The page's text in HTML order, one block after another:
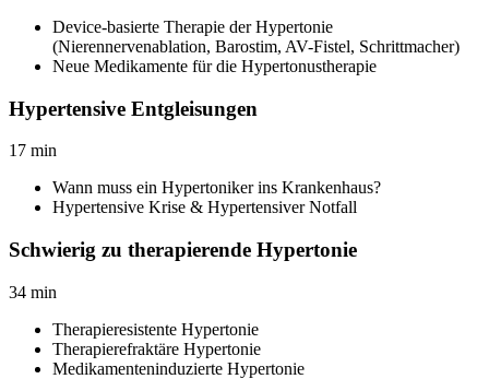
Device-basierte Therapie der Hypertonie
(Nierennervenablation, Barostim, AV-Fistel, Schrittmacher)
Neue Medikamente für die Hypertonustherapie
Hypertensive Entgleisungen
17 min
Wann muss ein Hypertoniker ins Krankenhaus?
Hypertensive Krise & Hypertensiver Notfall
Schwierig zu therapierende Hypertonie
34 min
Therapieresistente Hypertonie
Therapierefraktäre Hypertonie
Medikamenteninduzierte Hypertonie